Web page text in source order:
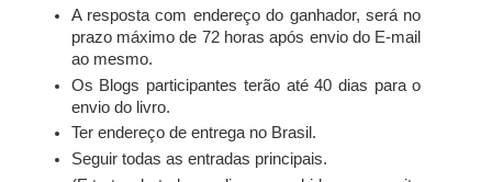
A resposta com endereço do ganhador, será no
prazo máximo de 72 horas após envio do E-mail
ao mesmo.
Os Blogs participantes terão até 40 dias para o
envio do livro.
Ter endereço de entrega no Brasil.
Seguir todas as entradas principais.